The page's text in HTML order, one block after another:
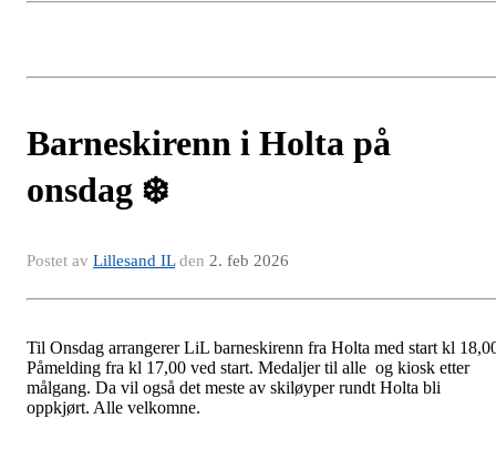
Barneskirenn i Holta på
onsdag ❄️
Postet av Lillesand ILden 2. feb 2026
Til Onsdag arrangerer LiL barneskirenn fra Holta med start kl
Påmelding fra kl 17,00 ved start. Medaljer til alle og kiosk etter
målgang. Da vil også det meste av skiløyper rundt Holta bli
oppkjørt. Alle velkomne.